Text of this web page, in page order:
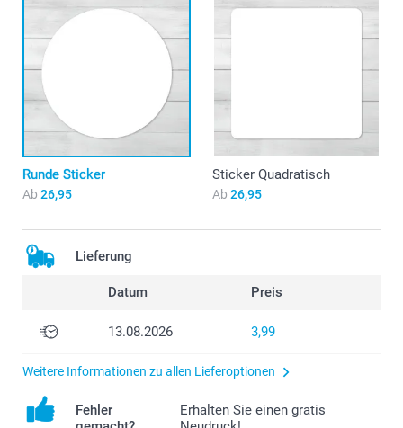
Runde Sticker
Ab 26,95
Sticker Quadratisch
Ab 26,95
Lieferung
Datum Preis
13.08.2026 3,99
Weitere Informationen zu allen Lieferoptionen
Fehler
Erhalten Sie einen gratis